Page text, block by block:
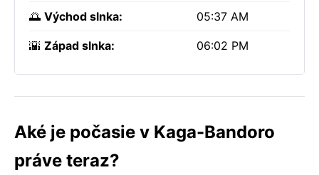
🌅 Východ slnka: 05:37 AM
🌇 Západ slnka: 06:02 PM
Aké je počasie v Kaga-Bandoro
práve teraz?